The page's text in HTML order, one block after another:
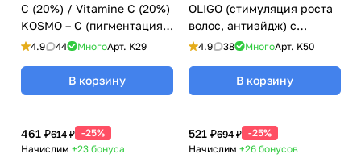
С (20%) / Vitamine C (20%)
KOSMO – C (пигментация,
купероз, лифтинг) для
(Космотерос), 6 мл
4.9 44 МногоАрт. K29
В корзину
OLIGO (стимуляция роста
волос, антиэйдж) с
олигоэлементами
4.9 38 МногоАрт. K50
В корзину
461 ₽614 ₽ -25%
Начислим +23 бонуса
521 ₽694 ₽ -25%
Начислим +26 бонусов